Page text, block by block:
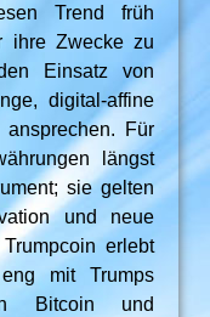
Trend früh
ihre Zwecke zu
Einsatz von
digital-affine
Für
längst
sie gelten
und neue
erlebt
mit Trumps
Bitcoin und